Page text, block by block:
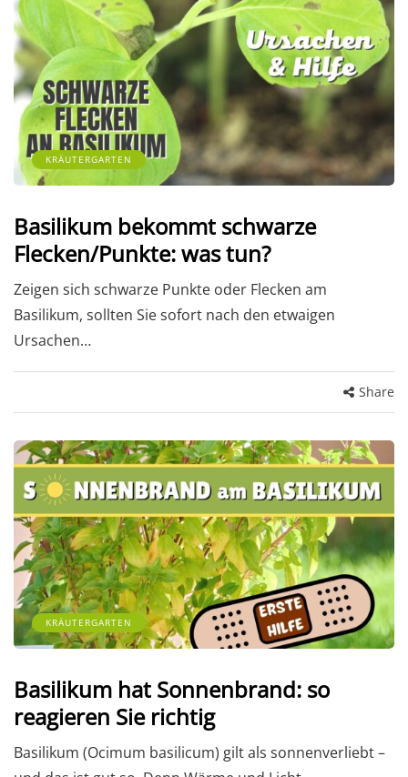
KRÄUTERGARTEN
Basilikum bekommt schwarze
Flecken/Punkte: was tun?
Zeigen sich schwarze Punkte oder Flecken am
Basilikum, sollten Sie sofort nach den etwaigen
Ursachen…
Share
KRÄUTERGARTEN
Basilikum hat Sonnenbrand: so
reagieren Sie richtig
Basilikum (Ocimum basilicum) gilt als sonnenverliebt –